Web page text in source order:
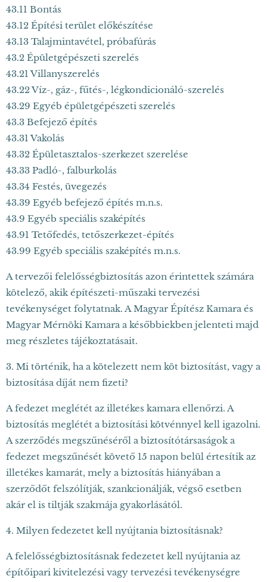
43.11 Bontás
43.12 Építési terület előkészítése
43.13 Talajmintavétel, próbafúrás
43.2 Épületgépészeti szerelés
43.21 Villanyszerelés
43.22 Víz-, gáz-, fűtés-, légkondicionáló-szerelés
43.29 Egyéb épületgépészeti szerelés
43.3 Befejező építés
43.31 Vakolás
43.32 Épületasztalos-szerkezet szerelése
43.33 Padló-, falburkolás
43.34 Festés, üvegezés
43.39 Egyéb befejező építés m.n.s.
43.9 Egyéb speciális szaképítés
43.91 Tetőfedés, tetőszerkezet-építés
43.99 Egyéb speciális szaképítés m.n.s.
A tervezői felelősségbiztosítás azon érintettek számára
kötelező, akik építészeti-műszaki tervezési
tevékenységet folytatnak. A Magyar Építész Kamara és
Magyar Mérnöki Kamara a későbbiekben jelenteti majd
meg részletes tájékoztatásait.
3. Mi történik, ha a kötelezett nem köt biztosítást, vagy a
biztosítása díját nem fizeti?
A fedezet meglétét az illetékes kamara ellenőrzi. A
biztosítás meglétét a biztosítási kötvénnyel kell igazolni.
A szerződés megszűnéséről a biztosítótársaságok a
fedezet megszűnését követő 15 napon belül értesítik az
illetékes kamarát, mely a biztosítás hiányában a
szerződőt felszólítják, szankcionálják, végső esetben
akár el is tiltják szakmája gyakorlásától.
4. Milyen fedezetet kell nyújtania biztosításnak?
A felelősségbiztosításnak fedezetet kell nyújtania az
építőipari kivitelezési vagy tervezési tevékenységre